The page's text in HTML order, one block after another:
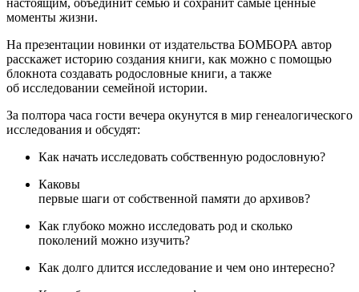
моменты жизни.
На презентации новинки от издательства БОМБОРА автор
расскажет историю создания книги, как можно с помощью
блокнота создавать родословные книги, а также
об исследовании семейной истории.
За полтора часа гости вечера окунутся в мир генеалогического
исследования и обсудят:
Как начать исследовать собственную родословную?
Каковы
первые шаги от собственной памяти до архивов?
Как глубоко можно исследовать род и сколько
поколений можно изучить?
Как долго длится исследование и чем оно интересно?